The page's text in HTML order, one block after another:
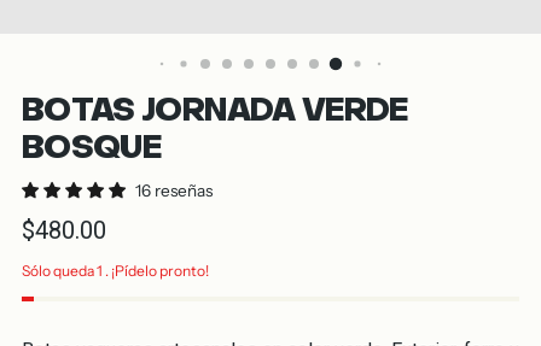
BOTAS JORNADA VERDE
BOSQUE
16 reseñas
Precio
normal
$480.00
Sólo queda 1 . ¡Pídelo pronto!